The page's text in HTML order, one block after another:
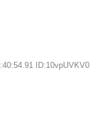
ID:10vpUVKV0